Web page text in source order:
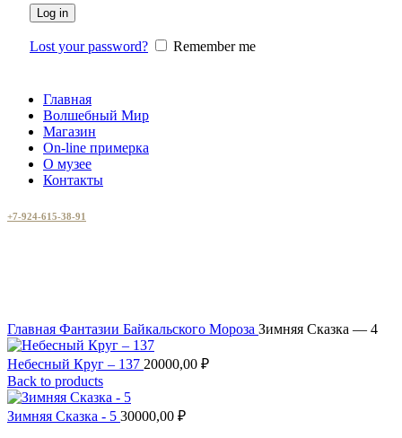
Log in
Lost your password? Remember me
Главная
Волшебный Мир
Магазин
On-line примерка
О музее
Контакты
+7-924-615-38-91
Главная Фантазии Байкальского Мороза Зимняя Сказка — 4
Небесный Круг – 137 20000,00 ₽
Back to products
Зимняя Сказка - 5 30000,00 ₽